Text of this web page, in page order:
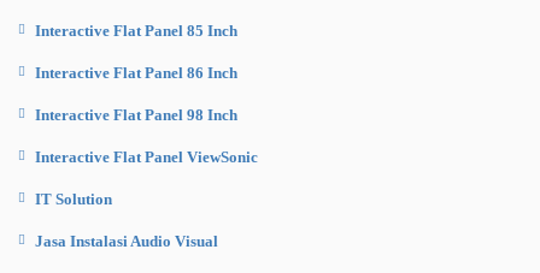
Interactive Flat Panel 85 Inch
Interactive Flat Panel 86 Inch
Interactive Flat Panel 98 Inch
Interactive Flat Panel ViewSonic
IT Solution
Jasa Instalasi Audio Visual